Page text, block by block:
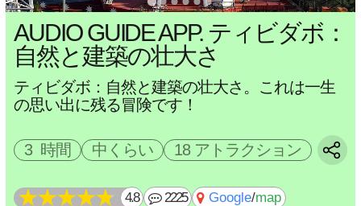
AUDIO GUIDE APP. ティビダボ：
自然と建築の壮大さ
ティビダボ：自然と建築の壮大さ。これは一生
の思い出に残る冒険です！
3 時間 中くらい 18 アトラクション
4.8 2225 Google/map